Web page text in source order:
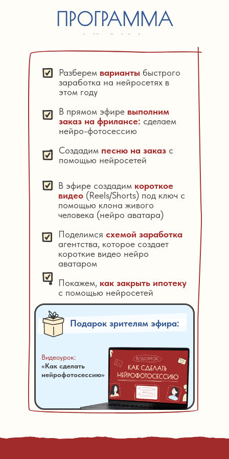
ПРОГРАММА
Разберем варианты быстрого
заработка на нейросетях в
этом году
В прямом эфире выполним
заказ на фрилансе: сделаем
нейро-фотосессию
Создадим песню на заказ с
помощью нейросетей
В эфире создадим короткое
видео (Reels/Shorts) под ключ с
помощью клона живого
человека (нейро аватара)
Поделимся схемой заработка
агентства, которое создает
короткие видео нейро
аватаром
Покажем, как закрыть ипотеку
с помощью нейросетей
Подарок зрителям эфира:
Видеоурок:
«Как сделать
нейрофотосессию»